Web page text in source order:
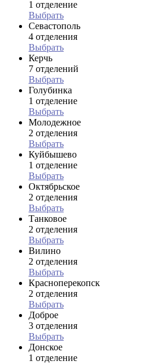
1 отделение
Выбрать
Севастополь
4 отделения
Выбрать
Керчь
7 отделений
Выбрать
Голубинка
1 отделение
Выбрать
Молодежное
2 отделения
Выбрать
Куйбышево
1 отделение
Выбрать
Октябрьское
2 отделения
Выбрать
Танковое
2 отделения
Выбрать
Вилино
2 отделения
Выбрать
Красноперекопск
2 отделения
Выбрать
Доброе
3 отделения
Выбрать
Донское
1 отделение